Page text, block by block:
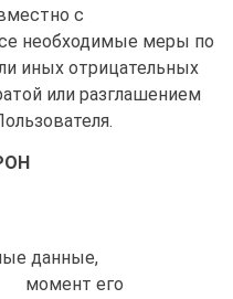
с
необходимые меры по
иных отрицательных
или разглашением
данные,
момент его